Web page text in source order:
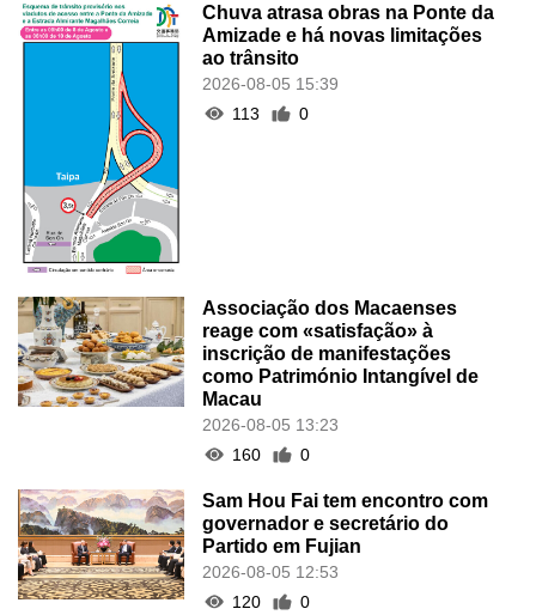
Chuva atrasa obras na Ponte da
Amizade e há novas limitações
ao trânsito
2026-08-05 15:39
113
0
Associação dos Macaenses
reage com «satisfação» à
inscrição de manifestações
como Património Intangível de
Macau
2026-08-05 13:23
160
0
Sam Hou Fai tem encontro com
governador e secretário do
Partido em Fujian
2026-08-05 12:53
120
0